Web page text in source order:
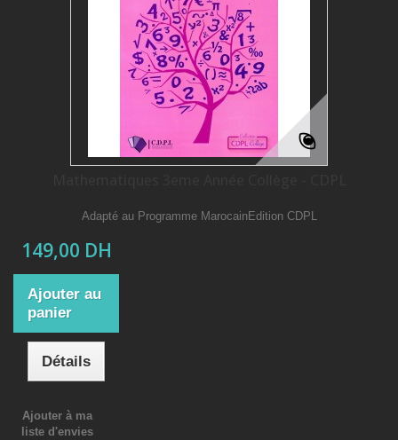
Adapté au Programme MarocainEdition CDPL
149,00 DH
Ajouter au
panier
Détails
Ajouter à ma
liste d'envies